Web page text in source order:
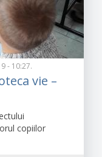
- 10:27.
vie –
copiilor